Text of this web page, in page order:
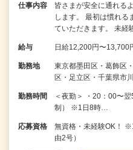
仕事内容
皆さまが安全に通れる
します。 最初は慣れる
ていただきます。 未経
給与 日給12,200円〜13,700
勤務地
東京都墨田区・葛飾区
区・足立区・千葉県市
勤務時間
＜夜勤＞ ・20：00〜
制） ※1日8時…
応募資格
無資格・未経験OK！
由2号）